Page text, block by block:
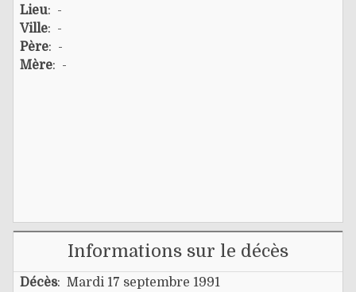
Lieu: -
Ville: -
Père: -
Mère: -
Informations sur le décès
Décès: Mardi 17 septembre 1991